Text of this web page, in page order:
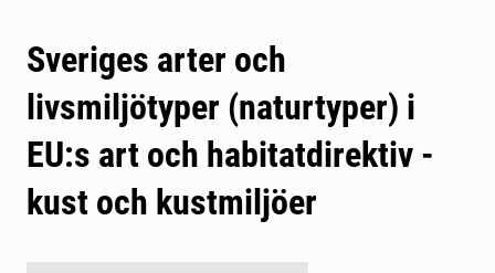
Sveriges arter och
livsmiljötyper (naturtyper) i
EU:s art och habitatdirektiv -
kust och kustmiljöer